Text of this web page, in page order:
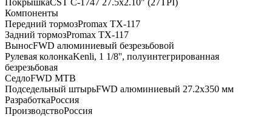
ПокрышкаCST C-1747 27.5x2.10" (27TPI)
Компоненты
Передний тормозPromax TX-117
Задний тормозPromax TX-117
ВыносFWD алюминиевый безрезьбовой
Рулевая колонкаKenli, 1 1/8'', полуинтегрированная
безрезьбовая
СедлоFWD MTB
Подседельный штырьFWD алюминиевый 27.2x350 мм
РазработкаРоссия
ПроизводствоРоссия